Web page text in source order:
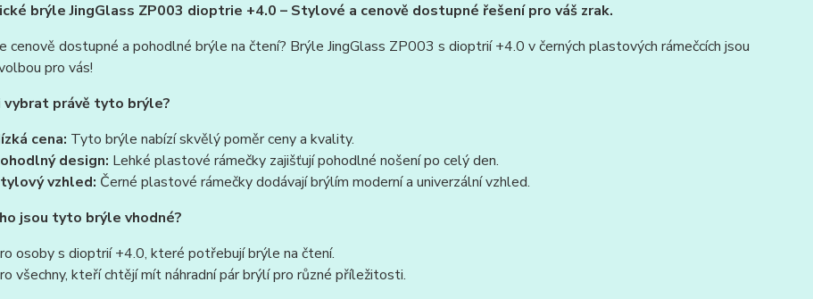
brýle JingGlass ZP003 dioptrie +4.0 – Stylové a cenově dostupné řešení pro váš zrak.
cenově dostupné a pohodlné brýle na čtení? Brýle JingGlass ZP003 s dioptrií +4.0 v černých plastových rámečcích jsou
pro vás!
vybrat právě tyto brýle?
cena: Tyto brýle nabízí skvělý poměr ceny a kvality.
design: Lehké plastové rámečky zajišťují pohodlné nošení po celý den.
vzhled: Černé plastové rámečky dodávají brýlím moderní a univerzální vzhled.
jsou tyto brýle vhodné?
osoby s dioptrií +4.0, které potřebují brýle na čtení.
všechny, kteří chtějí mít náhradní pár brýlí pro různé příležitosti.